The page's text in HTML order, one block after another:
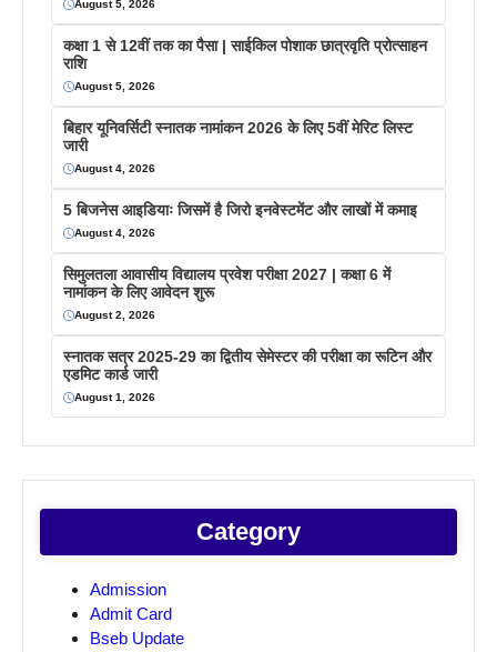
August 5, 2026
कक्षा 1 से 12वीं तक का पैसा | साईकिल पोशाक छात्रवृति प्रोत्साहन
राशि
August 5, 2026
बिहार यूनिवर्सिटी स्नातक नामांकन 2026 के लिए 5वीं मेरिट लिस्ट
जारी
August 4, 2026
5 बिजनेस आइडियाः जिसमें है जिरो इनवेस्टमेंट और लाखों में कमाइ
August 4, 2026
सिमुलतला आवासीय विद्यालय प्रवेश परीक्षा 2027 | कक्षा 6 में
नामांकन के लिए आवेदन शुरू
August 2, 2026
स्नातक सत्र 2025-29 का द्वितीय सेमेस्टर की परीक्षा का रूटिन और
एडमिट कार्ड जारी
August 1, 2026
Category
Admission
Admit Card
Bseb Update